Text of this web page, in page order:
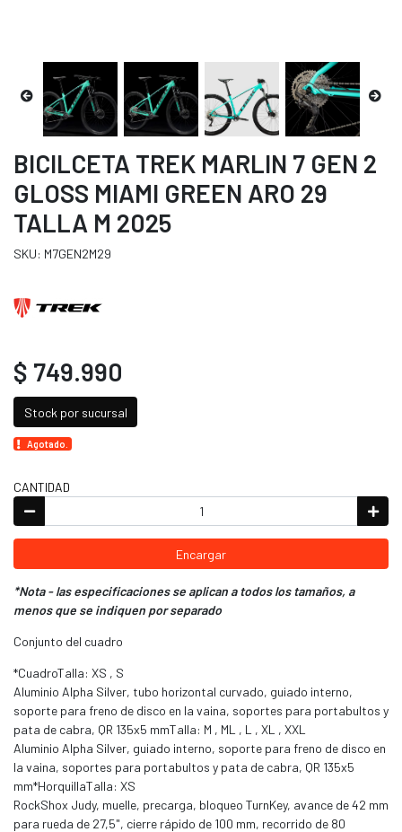
BICILCETA TREK MARLIN 7 GEN 2
GLOSS MIAMI GREEN ARO 29
TALLA M 2025
SKU: M7GEN2M29
$ 749.990
Stock por sucursal
Agotado.
CANTIDAD
Encargar
*Nota - las especificaciones se aplican a todos los tamaños, a
menos que se indiquen por separado
Conjunto del cuadro
*CuadroTalla: XS , S
Aluminio Alpha Silver, tubo horizontal curvado, guiado interno,
soporte para freno de disco en la vaina, soportes para portabultos y
pata de cabra, QR 135x5 mmTalla: M , ML , L , XL , XXL
Aluminio Alpha Silver, guiado interno, soporte para freno de disco en
la vaina, soportes para portabultos y pata de cabra, QR 135x5
mm*HorquillaTalla: XS
RockShox Judy, muelle, precarga, bloqueo TurnKey, avance de 42 mm
para rueda de 27,5", cierre rápido de 100 mm, recorrido de 80